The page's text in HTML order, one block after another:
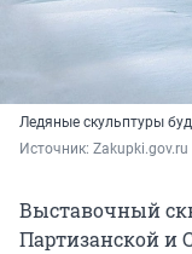
Ледяные скульптуры
Источник: Zakupki.gov.ru
Выставочный
Партизанской и